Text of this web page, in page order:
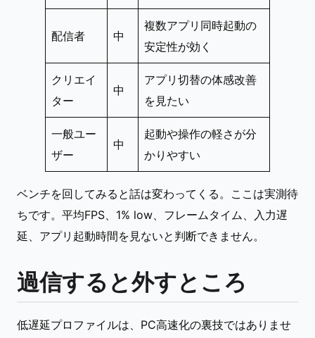
配信者 中
複数アプリ同時起動の
安定性が効く
クリエイ
ター
中
アプリ切替の体感改善
を見たい
一般ユー
ザー
中
起動や操作の軽さが分
かりやすい
ベンチを回してみると話は変わってくる。ここは実測待
ちです。平均FPS、1% low、フレームタイム、入力遅
延、アプリ起動時間を見ないと判断できません。
過信すると外すところ
低遅延プロファイルは、PC高速化の裏技ではありませ